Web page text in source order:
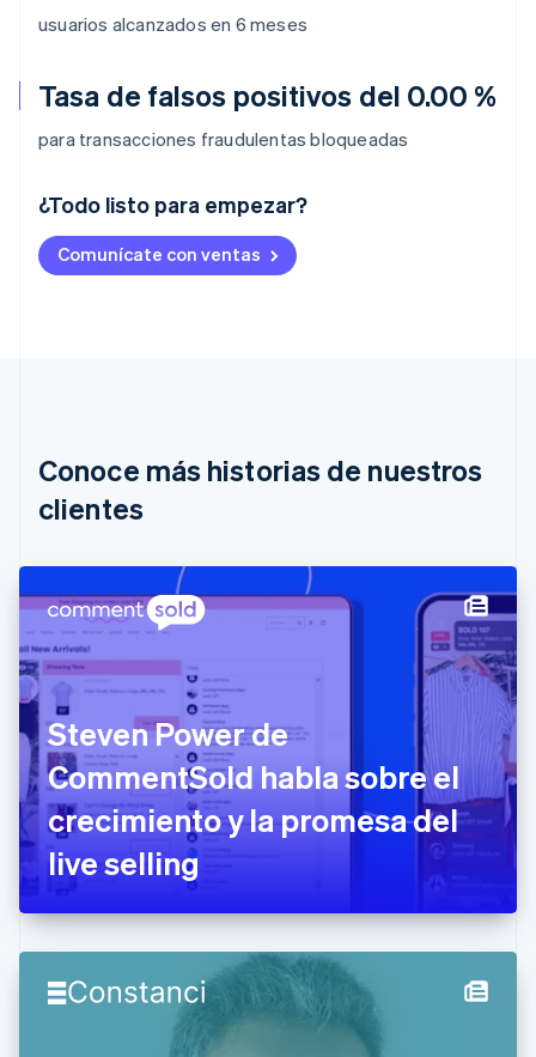
usuarios alcanzados en 6 meses
Tasa de falsos positivos del 0.00 %
para transacciones fraudulentas bloqueadas
¿Todo listo para empezar?
Comunícate con ventas
Conoce más historias de nuestros
clientes
Steven Power de
CommentSold habla sobre el
crecimiento y la promesa del
live selling
Alemania
DeutschEnglish
Australia
Bulgaria
English
Canadá
China continental
简体中文English
Chipre
English
Croacia
EnglishItaliano
Dinamarca
English
Emiratos Árabes Unidos
English
Eslovaquia
Eslovenia
España
English Español简体中文
Estonia